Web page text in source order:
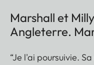
Marshall et
Angleterre.
“Je l'ai poursuivie.